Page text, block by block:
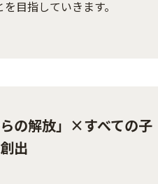
目指していきます。
の解放」×すべての子
出